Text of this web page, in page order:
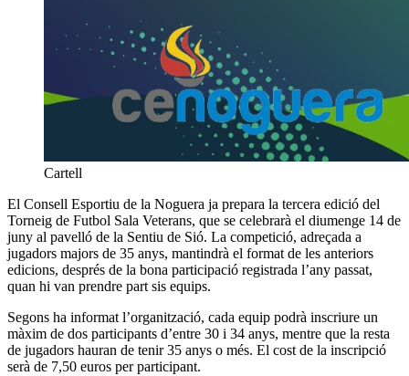
Cartell
El Consell Esportiu de la Noguera ja prepara la tercera edició del
Torneig de Futbol Sala Veterans, que se celebrarà el diumenge 14 de
juny al pavelló de la Sentiu de Sió. La competició, adreçada a
jugadors majors de 35 anys, mantindrà el format de les anteriors
edicions, després de la bona participació registrada l’any passat,
quan hi van prendre part sis equips.
Segons ha informat l’organització, cada equip podrà inscriure un
màxim de dos participants d’entre 30 i 34 anys, mentre que la resta
de jugadors hauran de tenir 35 anys o més. El cost de la inscripció
serà de 7,50 euros per participant.